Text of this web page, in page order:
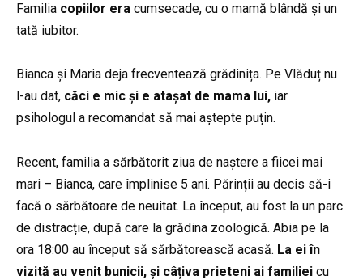
Familia copiilor era cumsecade, cu o mamă blândă și un
tată iubitor.
Bianca și Maria deja frecventează grădinița. Pe Vlăduț nu
l-au dat, căci e mic și e atașat de mama lui, iar
psihologul a recomandat să mai aștepte puțin.
Recent, familia a sărbătorit ziua de naștere a fiicei mai
mari – Bianca, care împlinise 5 ani. Părinții au decis să-i
facă o sărbătoare de neuitat. La început, au fost la un parc
de distracție, după care la grădina zoologică. Abia pe la
ora 18:00 au început să sărbătorească acasă. La ei în
vizită au venit bunicii, și câțiva prieteni ai familiei cu